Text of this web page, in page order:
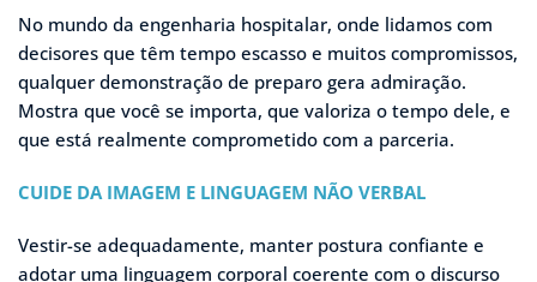
No mundo da engenharia hospitalar, onde lidamos com
decisores que têm tempo escasso e muitos compromissos,
qualquer demonstração de preparo gera admiração.
Mostra que você se importa, que valoriza o tempo dele, e
que está realmente comprometido com a parceria.
CUIDE DA IMAGEM E LINGUAGEM NÃO VERBAL
Vestir-se adequadamente, manter postura confiante e
adotar uma linguagem corporal coerente com o discurso